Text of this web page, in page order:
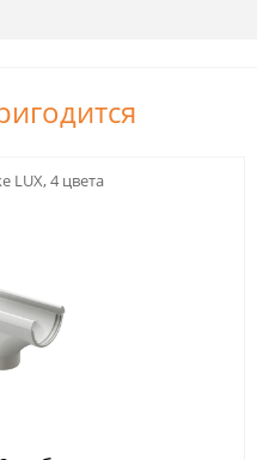
LUX, 4 цвета